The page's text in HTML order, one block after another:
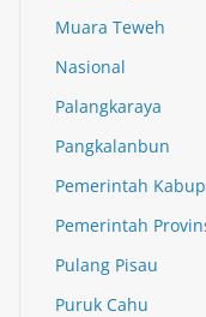
Muara Teweh
Nasional
Palangkaraya
Pangkalanbun
Pemerintah
Pemerintah
Pulang Pisau
Puruk Cahu